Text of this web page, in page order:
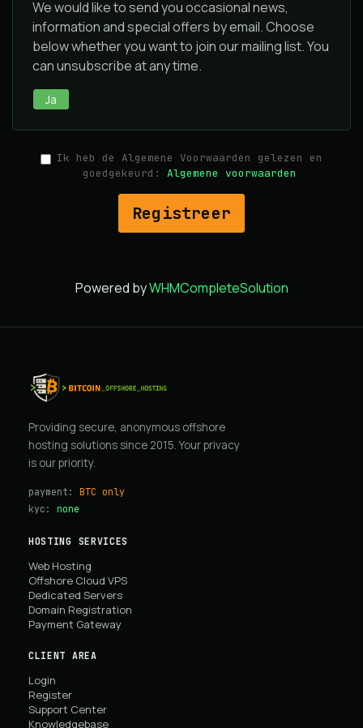
We would like to send you occasional news,
information and special offers by email. Choose
below whether you want to join our mailing list. You
can unsubscribe at any time.
Ja
Ik heb de Algemene Voorwaarden gelezen en
goedgekeurd: Algemene voorwaarden
Powered byWHMCompleteSolution
Providing secure, anonymous offshore
hosting solutions since 2015. Your privacy
is our priority.
payment: BTC only
kyc: none
HOSTING SERVICES
Web Hosting
Offshore Cloud VPS
Dedicated Servers
Domain Registration
Payment Gateway
CLIENT AREA
Login
Register
Support Center
Knowledgebase